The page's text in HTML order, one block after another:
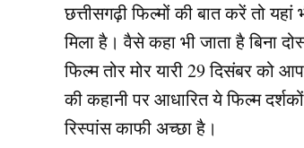
छत्तीसगढ़ी फिल्मों की बात करें तो
मिला है। वैसे कहा भी जाता है बिना
फिल्म तोर मोर यारी 29 दिसंबर को
की कहानी पर आधारित ये फिल्म
रिस्पांस काफी अच्छा है।